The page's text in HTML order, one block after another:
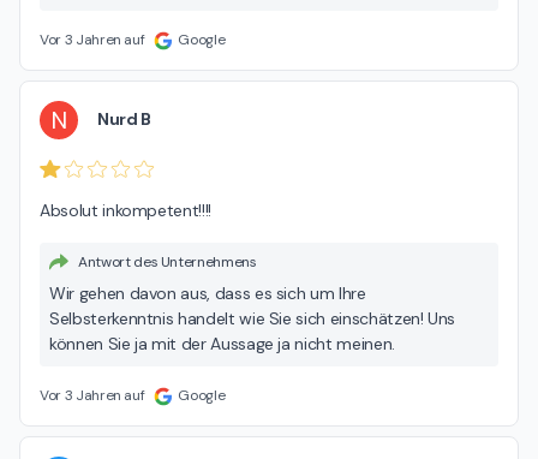
Schuld zu geben ist ganz einfach ausgedrückt: Ein
Vor 3 Jahren auf Google
N Nurd B
Absolut inkompetent!!!!
Antwort des Unternehmens
Wir gehen davon aus, dass es sich um Ihre
Selbsterkenntnis handelt wie Sie sich einschätzen! Uns
können Sie ja mit der Aussage ja nicht meinen.
Vor 3 Jahren auf Google